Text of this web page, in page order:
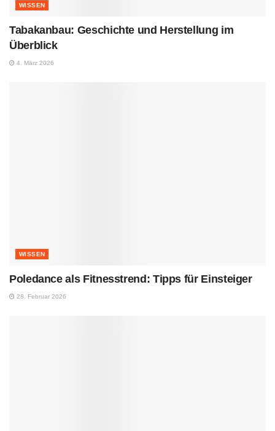
WISSEN
Tabakanbau: Geschichte und Herstellung im
Überblick
4. März 2026
WISSEN
Poledance als Fitnesstrend: Tipps für Einsteiger
28. Februar 2026